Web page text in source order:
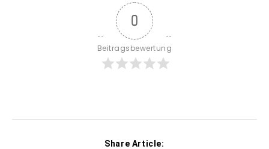
0
Beitragsbewertung
Share Article: